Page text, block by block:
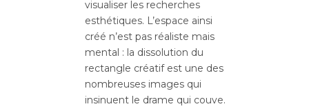
visualiser les recherches
esthétiques. L’espace ainsi
créé n’est pas réaliste mais
mental : la dissolution du
rectangle créatif est une des
nombreuses images qui
insinuent le drame qui couve.